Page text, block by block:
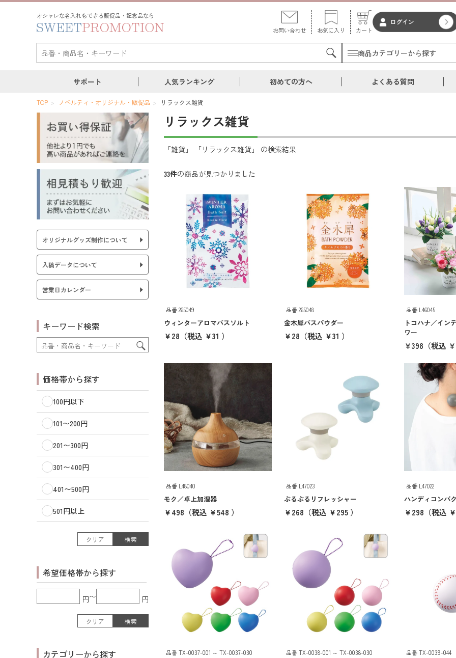
オシャレな名入れもできる販促品・記念品なら
お問い合わせ
お気に入り カート
商品カテゴリーから探す
サポート 人気ランキング 初めての方へ よくある質問
TOP ノベルティ・オリジナル・販促品 リラックス雑貨
オリジナルグッズ制作について
入稿データについて
営業日カレンダー
キーワード検索
価格帯から探す
100円以下
101〜200円
201〜300円
301〜400円
401〜500円
501円以上
クリア 検索
希望価格帯から探す
円〜 円
クリア 検索
カテゴリーから探す
リラックス雑貨
「雑貨」 「リラックス雑貨」 の検索結果
33件の商品が見つかりました
品番 265049
ウィンターアロマバスソルト
￥28 （税込 ￥31 ）
品番 265048
金木犀バスパウダー
￥28 （税込 ￥31 ）
品番 L46045
トコハナ／イン
ワー
￥398 （税込
品番 L48040
モク／卓上加湿器
￥498 （税込 ￥548 ）
品番 L47023
ぶるぶるリフレッシャー
￥268 （税込 ￥295 ）
品番 L47022
ハンディコンパ
￥298 （税込
品番 TX-0037-001 ～ TX-0037-030 品番 TX-0038-001 ～ TX-0038-030 品番 TX-0039-044